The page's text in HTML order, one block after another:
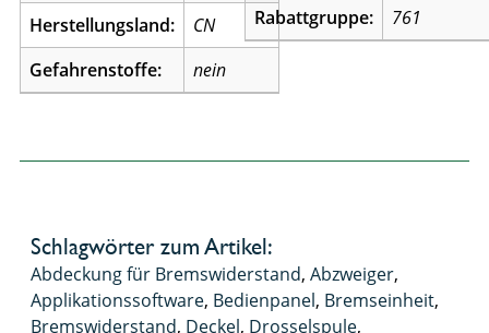
Herstellungsland:
CN
Gefahrenstoffe:
nein
Rabattgruppe:
761
Schlagwörter zum Artikel:
Abdeckung für Bremswiderstand, Abzweiger,
Applikationssoftware, Bedienpanel, Bremseinheit,
Bremswiderstand, Deckel, Drosselspule,